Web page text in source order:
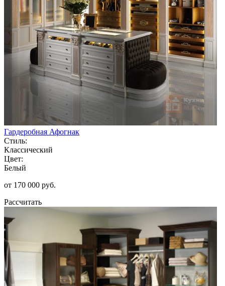
Гардеробная Афогнак
Стиль:
Классический
Цвет:
Белый
от 170 000 руб.
Рассчитать